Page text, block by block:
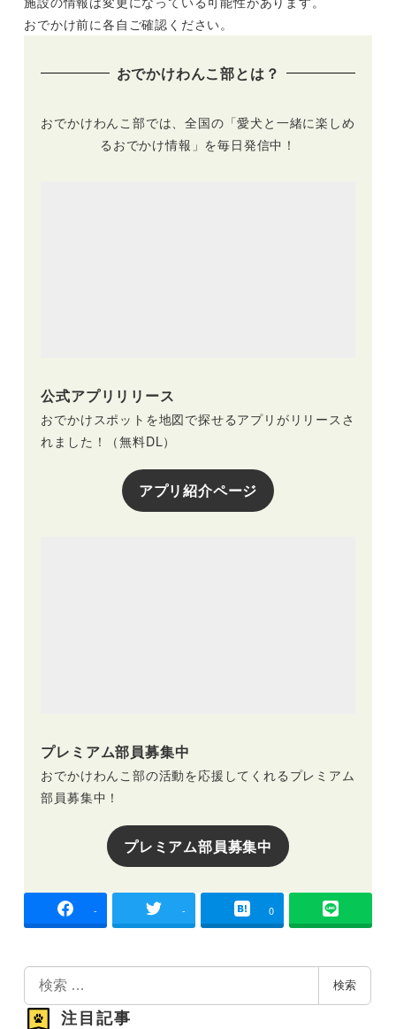
おでかけ前に各自ご確認ください。
おでかけわんこ部とは？
おでかけわんこ部では、全国の「愛犬と一緒に楽しめ
るおでかけ情報」を毎日発信中！
公式アプリリリース
おでかけスポットを地図で探せるアプリがリリースさ
れました！（無料DL）
アプリ紹介ページ
プレミアム部員募集中
おでかけわんこ部の活動を応援してくれるプレミアム
部員募集中！
プレミアム部員募集中
- - 0
検
索
検索
注目記事